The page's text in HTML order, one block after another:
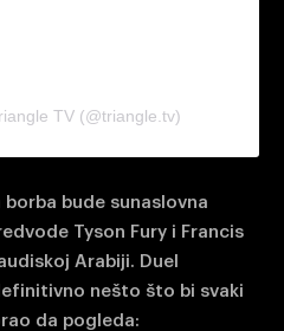
TV (@triangle.tv)
bude sunaslovna
Tyson Fury i Francis
Arabiji. Duel
nešto što bi svaki
da pogleda: